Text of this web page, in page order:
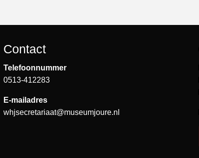
Contact
Telefoonnummer
0513-412283
E-mailadres
whjsecretariaat@museumjoure.nl